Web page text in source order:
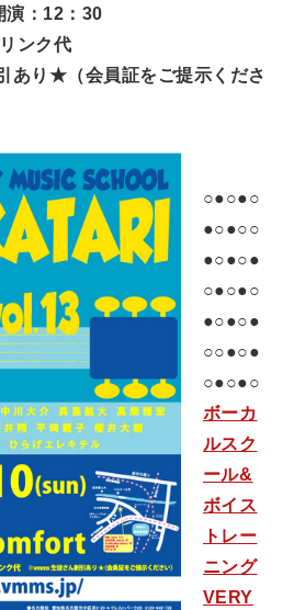
：12：30
ンク代
あり★（会員証をご提示くださ
○●○●○
●○●○○
●○●○●
○●○●○
●○●○●
○○●○●
○●○●○
ボーカ
ルスク
ール&
ボイス
トレー
ニング
VERY